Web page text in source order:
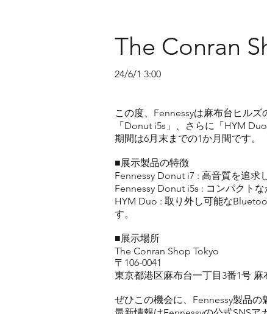
The Conran
24/6/1 3:00
この度、Fennessyは麻布台ヒル
「Donut i5s」、さらに「HYM
期間は6月末までの1か月間です。
■展示製品の特徴
Fennessy Donut i7 : 高音質を追求
Fennessy Donut i5s : コンパクト
HYM Duo : 取り外し可能な
す。
■展示場所
The Conran Shop Tokyo
〒106-0041
東京都港区麻布台一丁目3番1号
ぜひこの機会に、Fennessy製品